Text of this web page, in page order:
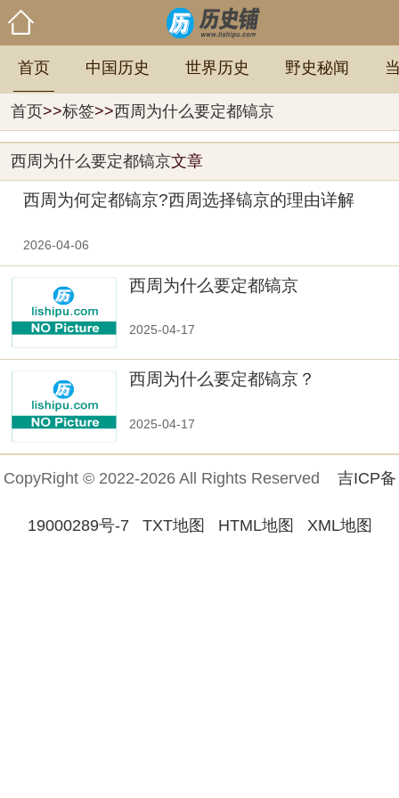
首页 中国历史 世界历史 野史秘闻
首页>>标签>>西周为什么要定都镐京
西周为什么要定都镐京文章
西周为何定都镐京?西周选择镐京的理由详解
2026-04-06
西周为什么要定都镐京
2025-04-17
西周为什么要定都镐京？
2025-04-17
CopyRight © 2022-2026 All Rights Reserved 吉ICP备
19000289号-7 TXT地图 HTML地图 XML地图